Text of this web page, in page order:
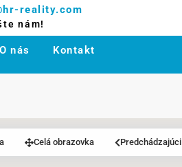
reality.com
nám!
O nás Kontakt
Celá obrazovka Predchádzajúci